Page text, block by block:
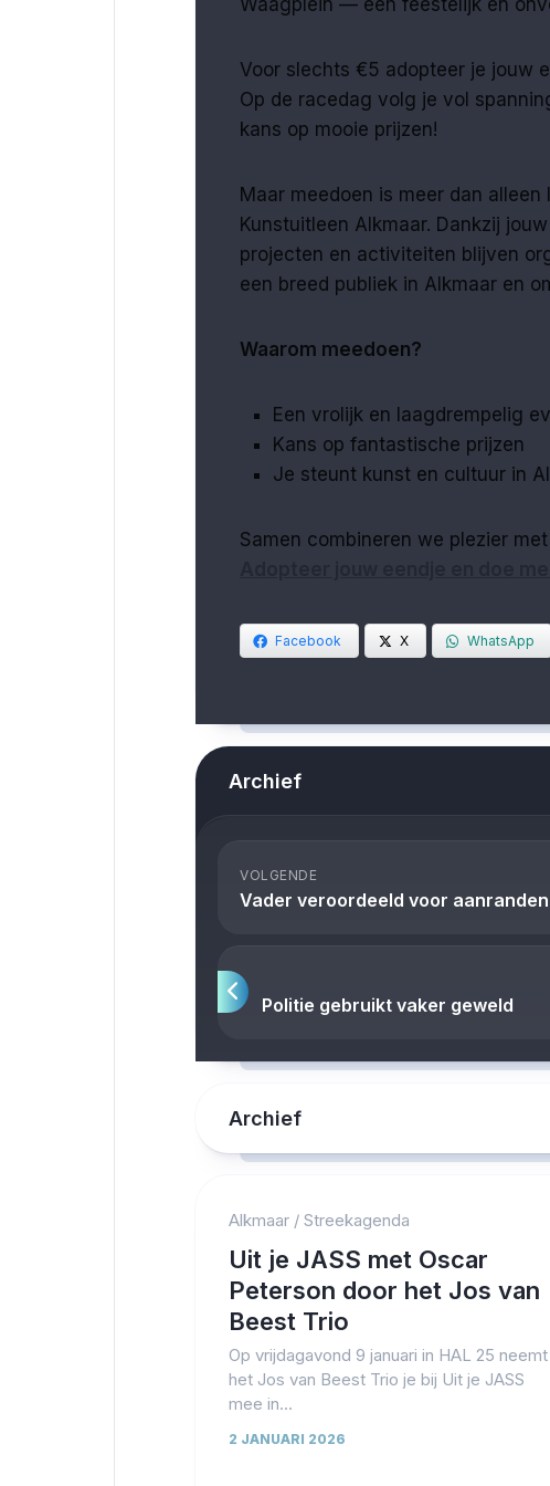
Waagplein — een feestelijk en
Voor slechts €5 adopteer je jouw
Op de racedag volg je vol
kans op mooie prijzen!
Maar meedoen is meer dan
Kunstuitleen Alkmaar. Dankzij
projecten en activiteiten blijven
een breed publiek in Alkmaar en
Waarom meedoen?
Een vrolijk en laagdrempelig
Kans op fantastische prijzen
Je steunt kunst en cultuur in
Samen combineren we plezier
Facebook X WhatsApp
Archief
VOLGENDE
Vader veroordeeld voor
Politie gebruikt vaker geweld
Archief
Alkmaar / Streekagenda
Uit je JASS met Oscar
Peterson door het Jos van
Beest Trio
Op vrijdagavond 9 januari in HAL 25 neemt
het Jos van Beest Trio je bij Uit je JASS
mee in...
2 JANUARI 2026